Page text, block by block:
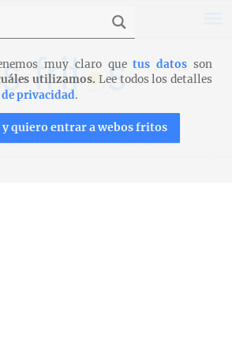
y tartas > Helado ligero de fresa
muy claro quetus datos son
utilizamos. Lee todos los detalles
privacidad.
y quiero entrar a webos fritos